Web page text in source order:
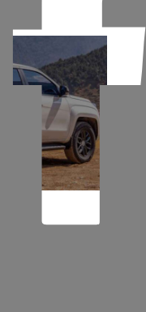
diseño robusto, elegante
hasta
experiencia al siguiente
de JMC.